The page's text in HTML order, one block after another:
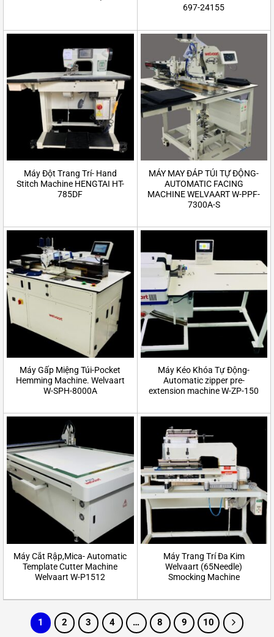
697-24155
Máy Đột Trang Trí- Hand
Stitch Machine HENGTAI HT-
785DF
MÁY MAY ĐÁP TÚI TỰ ĐỘNG-
AUTOMATIC FACING
MACHINE WELVAART W-PPF-
7300A-S
Máy Gấp Miệng Túi-Pocket
Hemming Machine. Welvaart
W-SPH-8000A
Máy Kéo Khóa Tự Động-
Automatic zipper pre-
extension machine W-ZP-150
Máy Cắt Rập,Mica- Automatic
Template Cutter Machine
Welvaart W-P1512
Máy Trang Trí Đa Kim
Welvaart (65Needle)
Smocking Machine
1 2 3 4 … 8 9 10